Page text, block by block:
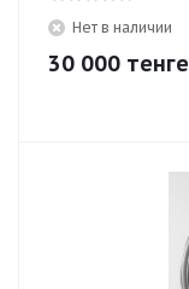
Нет в наличии
30 000 тенге